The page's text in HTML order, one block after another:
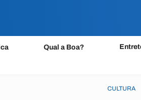
Qual a Boa?
CULTURA